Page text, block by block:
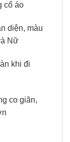
cổ áo
diện, màu
Nữ
khi đi
co giãn,